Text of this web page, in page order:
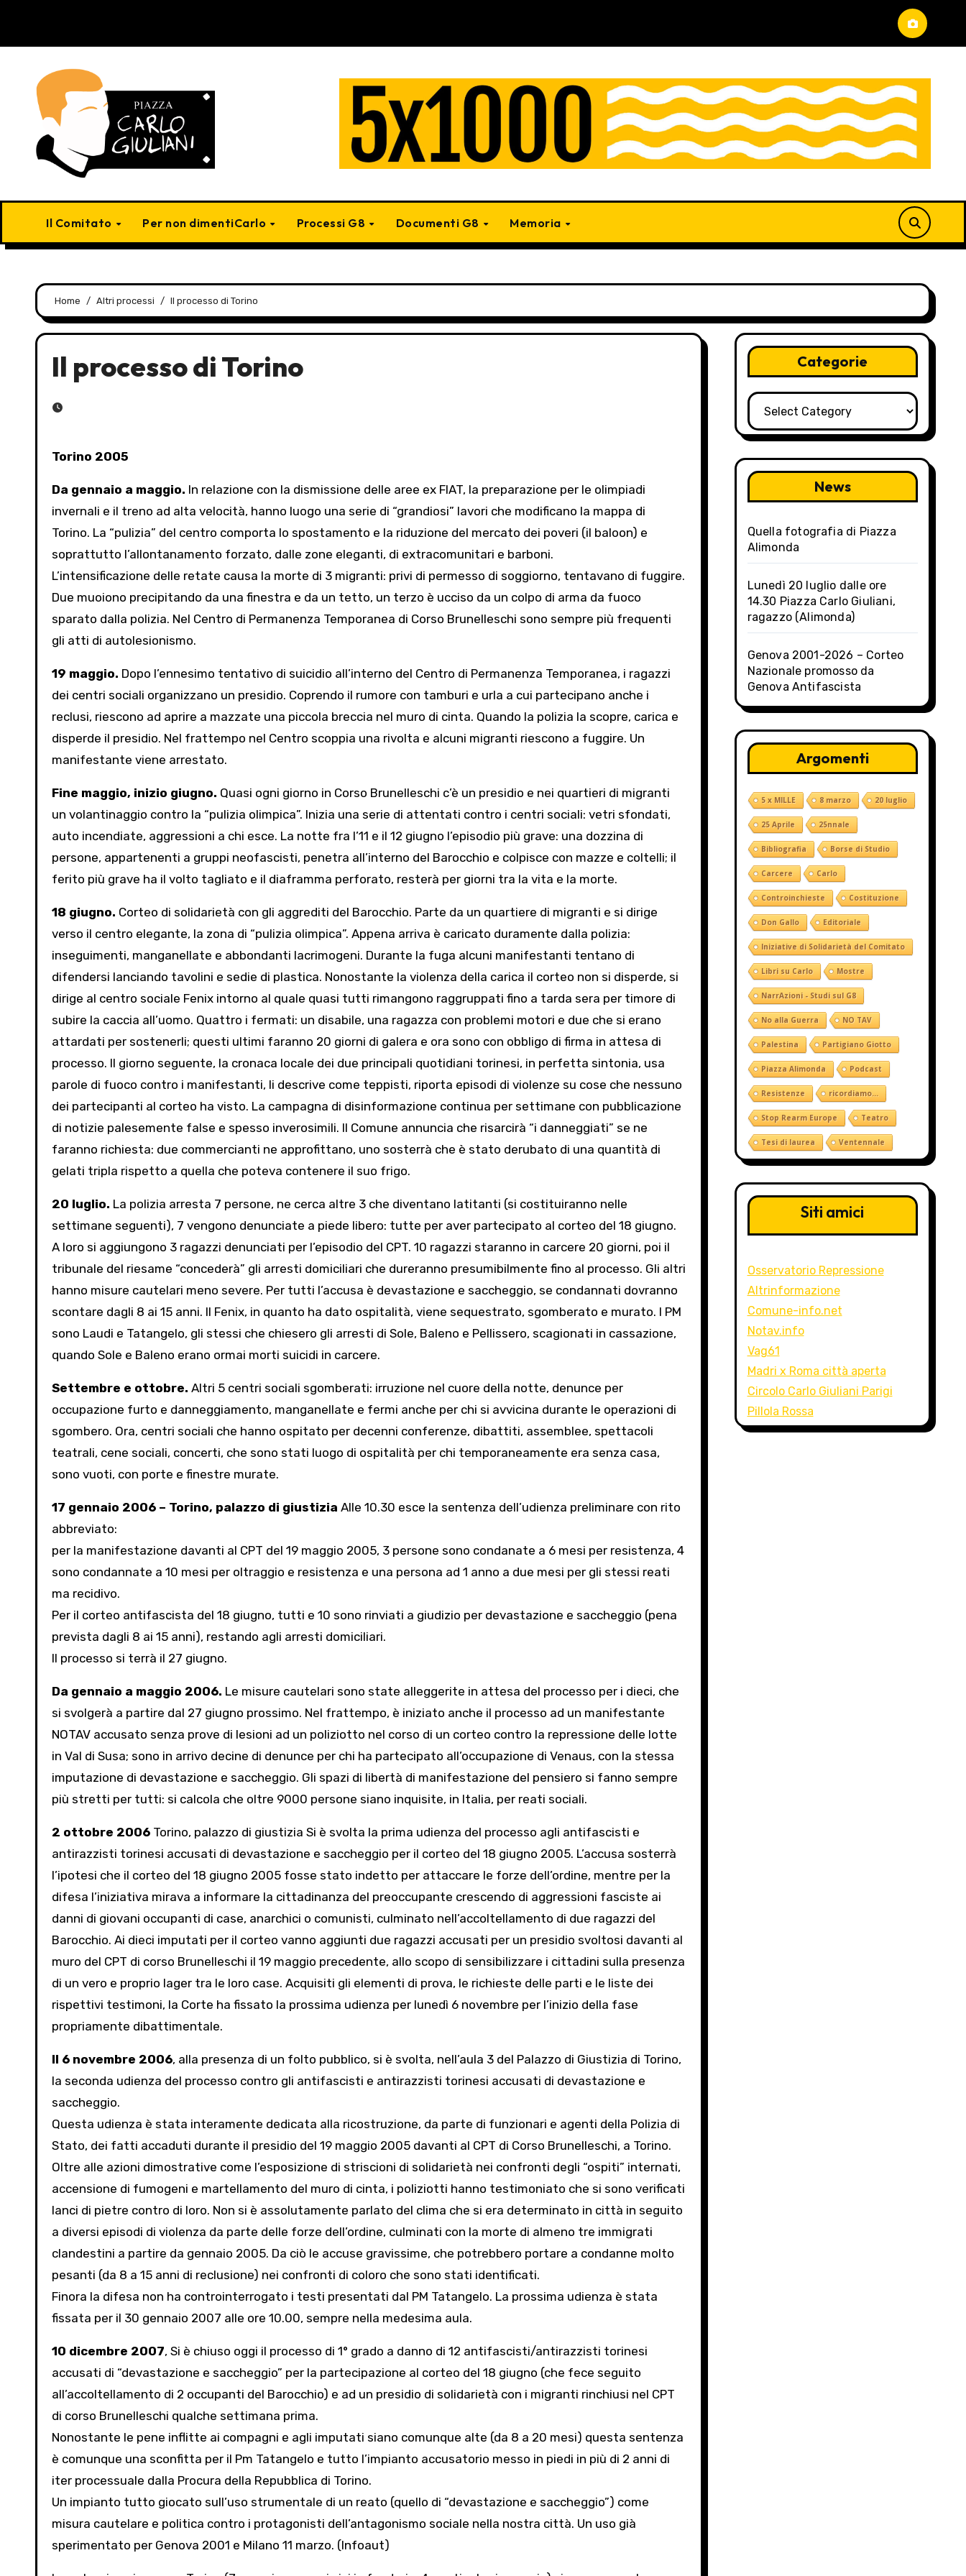
content
Il Comitato Per non dimentiCarlo Processi G8 Documenti G8 Memoria
Home Altri processi Il processo di Torino
Il processo di Torino
Torino 2005
Da gennaio a maggio. In relazione con la dismissione delle aree ex FIAT, la preparazione per le olimpiadi
invernali e il treno ad alta velocità, hanno luogo una serie di “grandiosi” lavori che modificano la mappa di
Torino. La “pulizia” del centro comporta lo spostamento e la riduzione del mercato dei poveri (il baloon) e
soprattutto l’allontanamento forzato, dalle zone eleganti, di extracomunitari e barboni.
L’intensificazione delle retate causa la morte di 3 migranti: privi di permesso di soggiorno, tentavano di fuggire.
Due muoiono precipitando da una finestra e da un tetto, un terzo è ucciso da un colpo di arma da fuoco
sparato dalla polizia. Nel Centro di Permanenza Temporanea di Corso Brunelleschi sono sempre più frequenti
gli atti di autolesionismo.
19 maggio. Dopo l’ennesimo tentativo di suicidio all’interno del Centro di Permanenza Temporanea, i ragazzi
dei centri sociali organizzano un presidio. Coprendo il rumore con tamburi e urla a cui partecipano anche i
reclusi, riescono ad aprire a mazzate una piccola breccia nel muro di cinta. Quando la polizia la scopre, carica e
disperde il presidio. Nel frattempo nel Centro scoppia una rivolta e alcuni migranti riescono a fuggire. Un
manifestante viene arrestato.
Fine maggio, inizio giugno. Quasi ogni giorno in Corso Brunelleschi c’è un presidio e nei quartieri di migranti
un volantinaggio contro la “pulizia olimpica”. Inizia una serie di attentati contro i centri sociali: vetri sfondati,
auto incendiate, aggressioni a chi esce. La notte fra l’11 e il 12 giugno l’episodio più grave: una dozzina di
persone, appartenenti a gruppi neofascisti, penetra all’interno del Barocchio e colpisce con mazze e coltelli; il
ferito più grave ha il volto tagliato e il diaframma perforato, resterà per giorni tra la vita e la morte.
18 giugno. Corteo di solidarietà con gli aggrediti del Barocchio. Parte da un quartiere di migranti e si dirige
verso il centro elegante, la zona di “pulizia olimpica”. Appena arriva è caricato duramente dalla polizia:
inseguimenti, manganellate e abbondanti lacrimogeni. Durante la fuga alcuni manifestanti tentano di
difendersi lanciando tavolini e sedie di plastica. Nonostante la violenza della carica il corteo non si disperde, si
dirige al centro sociale Fenix intorno al quale quasi tutti rimangono raggruppati fino a tarda sera per timore di
subire la caccia all’uomo. Quattro i fermati: un disabile, una ragazza con problemi motori e due che si erano
attardati per sostenerli; questi ultimi faranno 20 giorni di galera e ora sono con obbligo di firma in attesa di
processo. Il giorno seguente, la cronaca locale dei due principali quotidiani torinesi, in perfetta sintonia, usa
parole di fuoco contro i manifestanti, li descrive come teppisti, riporta episodi di violenze su cose che nessuno
dei partecipanti al corteo ha visto. La campagna di disinformazione continua per settimane con pubblicazione
di notizie palesemente false e spesso inverosimili. Il Comune annuncia che risarcirà “i danneggiati” se ne
faranno richiesta: due commercianti ne approfittano, uno sosterrà che è stato derubato di una quantità di
gelati tripla rispetto a quella che poteva contenere il suo frigo.
20 luglio. La polizia arresta 7 persone, ne cerca altre 3 che diventano latitanti (si costituiranno nelle
settimane seguenti), 7 vengono denunciate a piede libero: tutte per aver partecipato al corteo del 18 giugno.
A loro si aggiungono 3 ragazzi denunciati per l’episodio del CPT. 10 ragazzi staranno in carcere 20 giorni, poi il
tribunale del riesame “concederà” gli arresti domiciliari che dureranno presumibilmente fino al processo. Gli altri
hanno misure cautelari meno severe. Per tutti l’accusa è devastazione e saccheggio, se condannati dovranno
scontare dagli 8 ai 15 anni. Il Fenix, in quanto ha dato ospitalità, viene sequestrato, sgomberato e murato. I PM
sono Laudi e Tatangelo, gli stessi che chiesero gli arresti di Sole, Baleno e Pellissero, scagionati in cassazione,
quando Sole e Baleno erano ormai morti suicidi in carcere.
Settembre e ottobre. Altri 5 centri sociali sgomberati: irruzione nel cuore della notte, denunce per
occupazione furto e danneggiamento, manganellate e fermi anche per chi si avvicina durante le operazioni di
sgombero. Ora, centri sociali che hanno ospitato per decenni conferenze, dibattiti, assemblee, spettacoli
teatrali, cene sociali, concerti, che sono stati luogo di ospitalità per chi temporaneamente era senza casa,
sono vuoti, con porte e finestre murate.
17 gennaio 2006 – Torino, palazzo di giustizia Alle 10.30 esce la sentenza dell’udienza preliminare con rito
abbreviato:
per la manifestazione davanti al CPT del 19 maggio 2005, 3 persone sono condanate a 6 mesi per resistenza, 4
sono condannate a 10 mesi per oltraggio e resistenza e una persona ad 1 anno a due mesi per gli stessi reati
ma recidivo.
Per il corteo antifascista del 18 giugno, tutti e 10 sono rinviati a giudizio per devastazione e saccheggio (pena
prevista dagli 8 ai 15 anni), restando agli arresti domiciliari.
Il processo si terrà il 27 giugno.
Da gennaio a maggio 2006. Le misure cautelari sono state alleggerite in attesa del processo per i dieci, che
si svolgerà a partire dal 27 giugno prossimo. Nel frattempo, è iniziato anche il processo ad un manifestante
NOTAV accusato senza prove di lesioni ad un poliziotto nel corso di un corteo contro la repressione delle lotte
in Val di Susa; sono in arrivo decine di denunce per chi ha partecipato all’occupazione di Venaus, con la stessa
imputazione di devastazione e saccheggio. Gli spazi di libertà di manifestazione del pensiero si fanno sempre
più stretti per tutti: si calcola che oltre 9000 persone siano inquisite, in Italia, per reati sociali.
2 ottobre 2006 Torino, palazzo di giustizia Si è svolta la prima udienza del processo agli antifascisti e
antirazzisti torinesi accusati di devastazione e saccheggio per il corteo del 18 giugno 2005. L’accusa sosterrà
l’ipotesi che il corteo del 18 giugno 2005 fosse stato indetto per attaccare le forze dell’ordine, mentre per la
difesa l’iniziativa mirava a informare la cittadinanza del preoccupante crescendo di aggressioni fasciste ai
danni di giovani occupanti di case, anarchici o comunisti, culminato nell’accoltellamento di due ragazzi del
Barocchio. Ai dieci imputati per il corteo vanno aggiunti due ragazzi accusati per un presidio svoltosi davanti al
muro del CPT di corso Brunelleschi il 19 maggio precedente, allo scopo di sensibilizzare i cittadini sulla presenza
di un vero e proprio lager tra le loro case. Acquisiti gli elementi di prova, le richieste delle parti e le liste dei
rispettivi testimoni, la Corte ha fissato la prossima udienza per lunedì 6 novembre per l’inizio della fase
propriamente dibattimentale.
Il 6 novembre 2006, alla presenza di un folto pubblico, si è svolta, nell’aula 3 del Palazzo di Giustizia di Torino,
la seconda udienza del processo contro gli antifascisti e antirazzisti torinesi accusati di devastazione e
saccheggio.
Questa udienza è stata interamente dedicata alla ricostruzione, da parte di funzionari e agenti della Polizia di
Stato, dei fatti accaduti durante il presidio del 19 maggio 2005 davanti al CPT di Corso Brunelleschi, a Torino.
Oltre alle azioni dimostrative come l’esposizione di striscioni di solidarietà nei confronti degli “ospiti” internati,
accensione di fumogeni e martellamento del muro di cinta, i poliziotti hanno testimoniato che si sono verificati
lanci di pietre contro di loro. Non si è assolutamente parlato del clima che si era determinato in città in seguito
a diversi episodi di violenza da parte delle forze dell’ordine, culminati con la morte di almeno tre immigrati
clandestini a partire da gennaio 2005. Da ciò le accuse gravissime, che potrebbero portare a condanne molto
pesanti (da 8 a 15 anni di reclusione) nei confronti di coloro che sono stati identificati.
Finora la difesa non ha controinterrogato i testi presentati dal PM Tatangelo. La prossima udienza è stata
fissata per il 30 gennaio 2007 alle ore 10.00, sempre nella medesima aula.
10 dicembre 2007, Si è chiuso oggi il processo di 1° grado a danno di 12 antifascisti/antirazzisti torinesi
accusati di “devastazione e saccheggio” per la partecipazione al corteo del 18 giugno (che fece seguito
all’accoltellamento di 2 occupanti del Barocchio) e ad un presidio di solidarietà con i migranti rinchiusi nel CPT
di corso Brunelleschi qualche settimana prima.
Nonostante le pene inflitte ai compagni e agli imputati siano comunque alte (da 8 a 20 mesi) questa sentenza
è comunque una sconfitta per il Pm Tatangelo e tutto l’impianto accusatorio messo in piedi in più di 2 anni di
iter processuale dalla Procura della Repubblica di Torino.
Un impianto tutto giocato sull’uso strumentale di un reato (quello di “devastazione e saccheggio”) come
misura cautelare e politica contro i protagonisti dell’antagonismo sociale nella nostra città. Un uso già
sperimentato per Genova 2001 e Milano 11 marzo. (Infoaut)
Categorie
Categorie
News
Quella fotografia di Piazza
Alimonda
Lunedì 20 luglio dalle ore
14.30 Piazza Carlo Giuliani,
ragazzo (Alimonda)
Genova 2001-2026 – Corteo
Nazionale promosso da
Genova Antifascista
Argomenti
5 x MILLE 8 marzo 20 luglio
25 Aprile 25nnale
Bibliografia Borse di Studio
Carcere Carlo
Controinchieste Costituzione
Don Gallo Editoriale
Iniziative di Solidarietà del Comitato
Libri su Carlo Mostre
NarrAzioni - Studi sul G8
No alla Guerra NO TAV
Palestina Partigiano Giotto
Piazza Alimonda Podcast
Resistenze ricordiamo...
Stop Rearm Europe Teatro
Tesi di laurea Ventennale
Siti amici
Osservatorio Repressione
Altrinformazione
Comune-info.net
Notav.info
Vag61
Madri x Roma città aperta
Circolo Carlo Giuliani Parigi
Pillola Rossa